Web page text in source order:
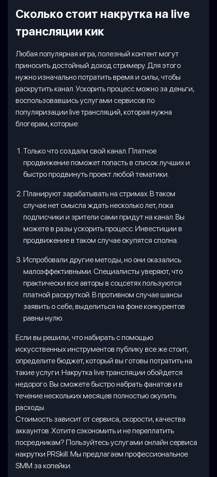
Сколько стоит накрутка на live
трансляции кик
Любая популярная игра, полезный контент могут
приносить достойный доход стримеру. Для этого
нужно изначально потратить время и силы, чтобы
раскрутить канал. Ускорить процесс можно за деньги,
воспользовавшись услугами сервисов по
популяризации live трансляций, которая нужна
блогерам, которые:
Только что создали свой канал. Платное
продвижение поможет попасть в список лучших и
быстро продвинуть проект любой тематики.
Планируют зарабатывать на стримах. В таком
случае нет смысла ждать несколько лет, пока
подписчики и зрители сами придут на канал. Вы
можете в разы ускорить процесс. Инвестиции в
продвижение в таком случае окупятся сполна.
Испробовали другие методы, но они оказались
малоэффективными. Специалисты уверяют, что
практически все авторы в соцсетях пользуются
платной раскруткой. В противном случае шансы
заявить о себе, выделиться на фоне конкурентов
равны нулю.
Если вы решили, что набирать с помощью
искусственных инструментов публику все же стоит,
определите бюджет, который вы готовы потратить на
такие услуги. Накрутка live трансляции обойдется
недорого. Вы сможете быстро набрать фанатов и в
течение нескольких месяцев полностью окупить
расходы.
Стоимость зависит от сервиса, скорости, качества
аккаунтов. Хотите сэкономить и не переплатить
посредникам? Пользуйтесь услугами онлайн сервиса
накрутки PRSkill. Мы предлагаем профессиональное
SMM за копейки.